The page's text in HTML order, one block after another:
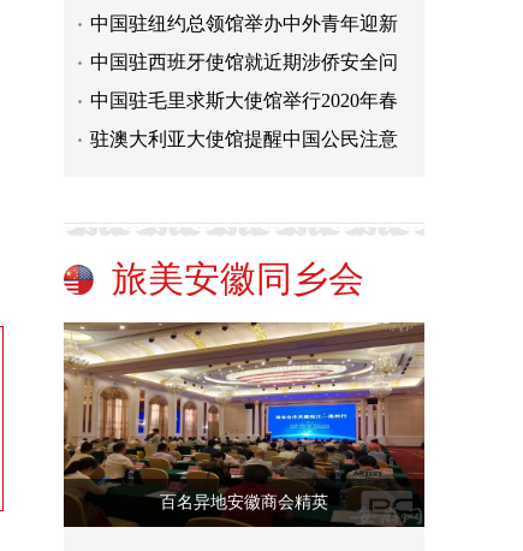
中国驻纽约总领馆举办中外青年迎新
中国驻西班牙使馆就近期涉侨安全问
中国驻毛里求斯大使馆举行2020年春
驻澳大利亚大使馆提醒中国公民注意
旅美安徽同乡会
百名异地安徽商会精英